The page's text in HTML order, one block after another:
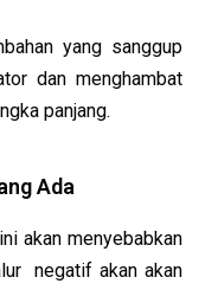
yang sanggup
dan menghambat
panjang.
Ada
akan menyebabkan
negatif akan akan